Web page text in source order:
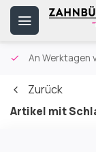
An Werktagen
Zurück
Artikel mit